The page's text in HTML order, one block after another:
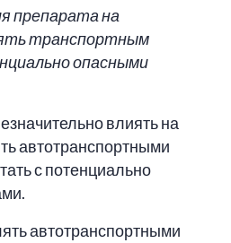
препарата на
транспортным
опасными
влиять на
автотранспортными
с потенциально
автотранспортными